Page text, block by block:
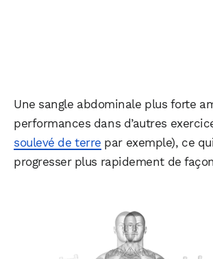
Une sangle abdominale plus forte
performances dans d’autres
soulevé de terre par exemple), ce
progresser plus rapidement de